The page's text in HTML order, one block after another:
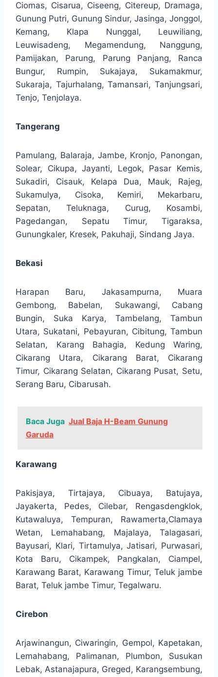
Ciomas, Cisarua, Ciseeng, Citereup, Dramaga,
Gunung Putri, Gunung Sindur, Jasinga, Jonggol,
Kemang, Klapa Nunggal, Leuwiliang,
Leuwisadeng, Megamendung, Nanggung,
Pamijakan, Parung, Parung Panjang, Ranca
Bungur, Rumpin, Sukajaya, Sukamakmur,
Sukaraja, Tajurhalang, Tamansari, Tanjungsari,
Tenjo, Tenjolaya.
Tangerang
Pamulang, Balaraja, Jambe, Kronjo, Panongan,
Solear, Cikupa, Jayanti, Legok, Pasar Kemis,
Sukadiri, Cisauk, Kelapa Dua, Mauk, Rajeg,
Sukamulya, Cisoka, Kemiri, Mekarbaru,
Sepatan, Teluknaga, Curug, Kosambi,
Pagedangan, Sepatu Timur, Tigaraksa,
Gunungkaler, Kresek, Pakuhaji, Sindang Jaya.
Bekasi
Harapan Baru, Jakasampurna, Muara
Gembong, Babelan, Sukawangi, Cabang
Bungin, Suka Karya, Tambelang, Tambun
Utara, Sukatani, Pebayuran, Cibitung, Tambun
Selatan, Karang Bahagia, Kedung Waring,
Cikarang Utara, Cikarang Barat, Cikarang
Timur, Cikarang Selatan, Cikarang Pusat, Setu,
Serang Baru, Cibarusah.
Baca Juga Jual Baja H-Beam Gunung
Garuda
Karawang
Pakisjaya, Tirtajaya, Cibuaya, Batujaya,
Jayakerta, Pedes, Cilebar, Rengasdengklok,
Kutawaluya, Tempuran, Rawamerta,Clamaya
Wetan, Lemahabang, Majalaya, Talagasari,
Bayusari, Klari, Tirtamulya, Jatisari, Purwasari,
Kota Baru, Cikampek, Pangkalan, Ciampel,
Karawang Barat, Karawang Timur, Teluk jambe
Barat, Teluk jambe Timur, Tegalwaru.
Cirebon
Arjawinangun, Ciwaringin, Gempol, Kapetakan,
Lemahabang, Palimanan, Plumbon, Susukan
Lebak, Astanajapura, Greged, Karangsembung,